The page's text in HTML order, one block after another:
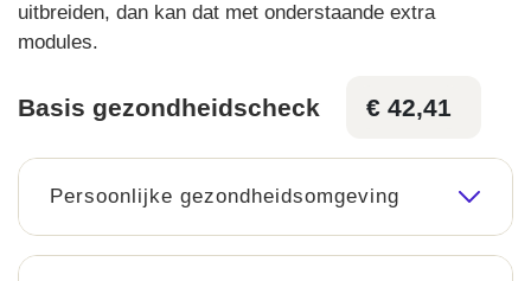
uitbreiden, dan kan dat met onderstaande extra
modules.
Basis gezondheidscheck € 42,41
Persoonlijke gezondheidsomgeving